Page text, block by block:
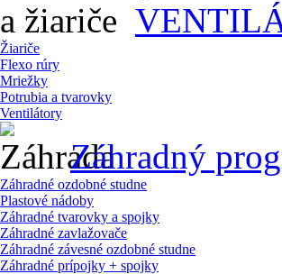
Žiariče
Flexo rúry
Mriežky
Potrubia a tvarovky
Ventilátory
Záhradný
Záhradné ozdobné studne
Plastové nádoby
Záhradné tvarovky a spojky
Záhradné zavlažovače
Záhradné závesné ozdobné studne
Záhradné prípojky + spojky